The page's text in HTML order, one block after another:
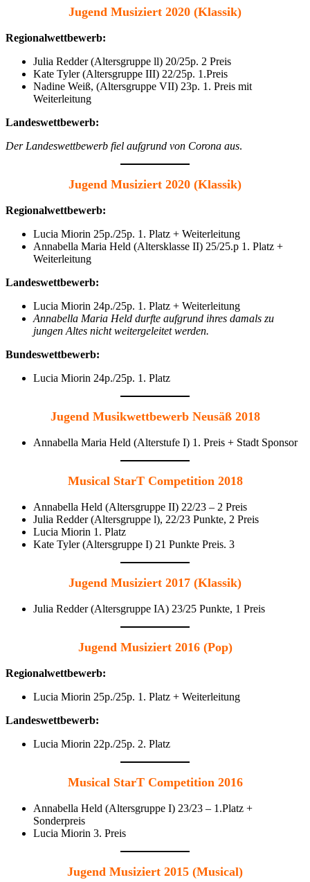
Jugend Musiziert 2020 (Klassik)
Regionalwettbewerb:
Julia Redder (Altersgruppe ll) 20/25p. 2 Preis
Kate Tyler (Altersgruppe III) 22/25p. 1.Preis
Nadine Weiß, (Altersgruppe VII) 23p. 1. Preis mit
Weiterleitung
Landeswettbewerb:
Der Landeswettbewerb fiel aufgrund von Corona aus.
Jugend Musiziert 2020 (Klassik)
Regionalwettbewerb:
Lucia Miorin 25p./25p. 1. Platz + Weiterleitung
Annabella Maria Held (Altersklasse II) 25/25.p 1. Platz +
Weiterleitung
Landeswettbewerb:
Lucia Miorin 24p./25p. 1. Platz + Weiterleitung
Annabella Maria Held durfte aufgrund ihres damals zu
jungen Altes nicht weitergeleitet werden.
Bundeswettbewerb:
Lucia Miorin 24p./25p. 1. Platz
Jugend Musikwettbewerb Neusäß 2018
Annabella Maria Held (Alterstufe I) 1. Preis + Stadt Sponsor
Musical StarT Competition 2018
Annabella Held (Altersgruppe II) 22/23 – 2 Preis
Julia Redder (Altersgruppe l), 22/23 Punkte, 2 Preis
Lucia Miorin 1. Platz
Kate Tyler (Altersgruppe I) 21 Punkte Preis. 3
Jugend Musiziert 2017 (Klassik)
Julia Redder (Altersgruppe IA) 23/25 Punkte, 1 Preis
Jugend Musiziert 2016 (Pop)
Regionalwettbewerb:
Lucia Miorin 25p./25p. 1. Platz + Weiterleitung
Landeswettbewerb:
Lucia Miorin 22p./25p. 2. Platz
Musical StarT Competition 2016
Annabella Held (Altersgruppe I) 23/23 – 1.Platz +
Sonderpreis
Lucia Miorin 3. Preis
Jugend Musiziert 2015 (Musical)